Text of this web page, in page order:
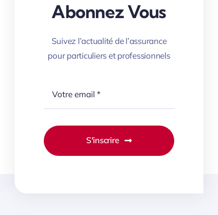
Abonnez Vous
Suivez l’actualité de l’assurance
pour particuliers et professionnels
S'inscrire